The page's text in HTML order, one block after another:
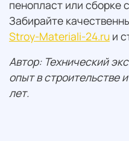
пенопласт или сборке
Забирайте
Stroy-Materiali-24.ru и
Автор: Технический
опыт в строительстве
лет.